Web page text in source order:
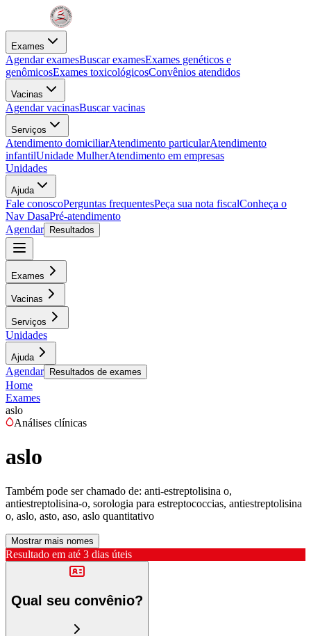
Exames
Agendar examesBuscar examesExames genéticos e
genômicosExames toxicológicosConvênios atendidos
Vacinas
Agendar vacinasBuscar vacinas
Serviços
Atendimento domiciliarAtendimento particularAtendimento
infantilUnidade MulherAtendimento em empresas
Unidades
Ajuda
Fale conoscoPerguntas frequentesPeça sua nota fiscalConheça o
Nav DasaPré-atendimento
Agendar
Resultados
Exames
Vacinas
Serviços
Unidades
Ajuda
Agendar Resultados de exames
Home
Exames
aslo
Análises clínicas
aslo
Também pode ser chamado de: anti-estreptolisina o,
antiestreptolisina-o, sorologia para estreptococcias, antiestreptolisina
o, aslo, asto, aso, aslo quantitativo
Mostrar mais nomes
Resultado em até 3 dias úteis
Qual seu convênio?